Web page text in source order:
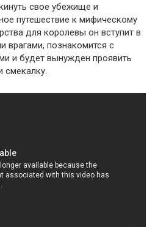
свое убежище и
путешествие к мифическому
для королевы он вступит в
врагами, познакомится с
и будет вынужден проявить